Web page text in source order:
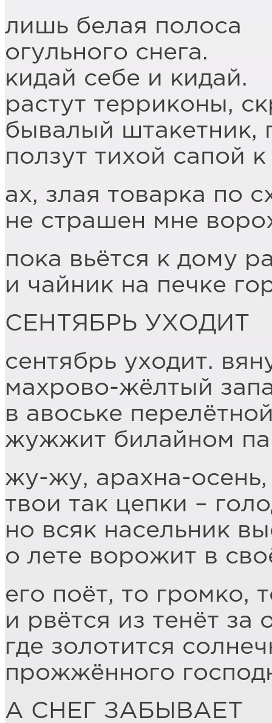
лишь белая полоса
огульного снега.
кидай себе и кидай.
растут терриконы,
бывалый штакетник,
ползут тихой сапой
ах, злая товарка по
не страшен мне
пока вьётся к дому
и чайник на печке
СЕНТЯБРЬ УХОДИТ
сентябрь уходит.
махрово-жёлтый
в авоське
жужжит билайном
жу-жу, арахна-
твои так цепки –
но всяк насельник
о лете ворожит в
его поёт, то громко,
и рвётся из тенёт за
где золотится
прожжённого
А СНЕГ ЗАБЫВАЕТ